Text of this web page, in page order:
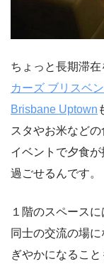
ちょっと長期滞
カーズ ブリスベ
Brisbane Uptown
スタやお米など
イベントで夕食
過ごせるんです。
１階のスペース
同士の交流の場
ぎやかになるこ